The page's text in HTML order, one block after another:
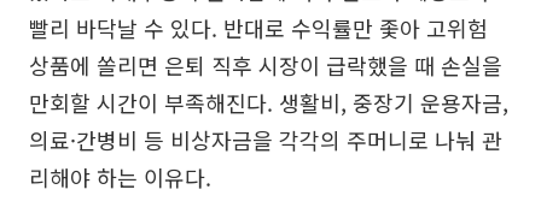
빨리 바닥날 수 있다. 반대로 수익률만 좇아 고위험
상품에 쏠리면 은퇴 직후 시장이 급락했을 때 손실을
만회할 시간이 부족해진다. 생활비, 중장기 운용자금,
의료·간병비 등 비상자금을 각각의 주머니로 나눠 관
리해야 하는 이유다.